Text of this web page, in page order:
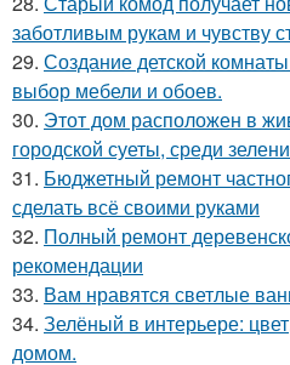
заботливым рукам и чувству
29. Создание детской
выбор мебели и обоев.
30. Этот дом расположен в
городской суеты, среди
31. Бюджетный ремонт
сделать всё своими руками
32. Полный ремонт
рекомендации
33. Вам нравятся светлые
34. Зелёный в интерьере:
домом.